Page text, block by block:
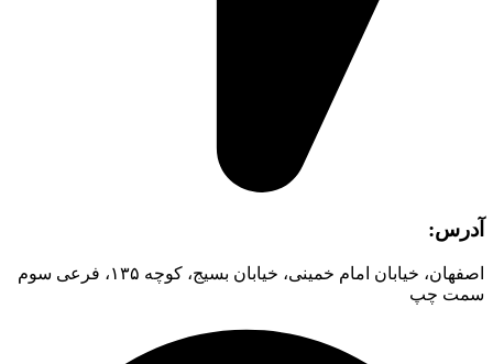
آدرس:
اصفهان، خیابان امام خمینی، خیابان بسیج، کوچه ۱۳۵، فرعی سوم
سمت چپ